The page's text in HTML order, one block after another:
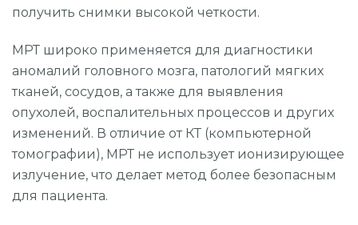
получить снимки высокой четкости.
МРТ широко применяется для диагностики
аномалий головного мозга, патологий мягких
тканей, сосудов, а также для выявления
опухолей, воспалительных процессов и других
изменений. В отличие от КТ (компьютерной
томографии), МРТ не использует ионизирующее
излучение, что делает метод более безопасным
для пациента.